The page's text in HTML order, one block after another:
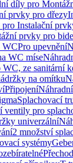
díly pro
prvky pro dřezy
Instalační
prvky pro
WCPro upevnění
WC míse
ze sanitární
na omítku
Připojení
Splachovací
ventily pro
univerzální
2 množství
systémy